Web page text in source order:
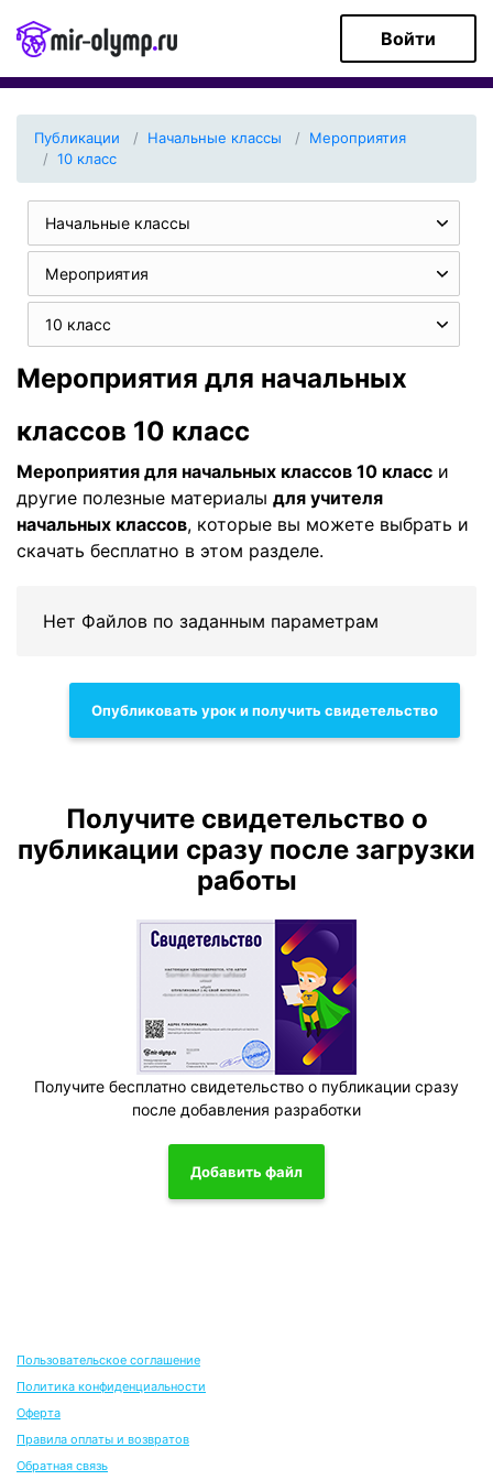
Войти
Публикации Начальные классы
Мероприятия
10 класс
Начальные классы
Мероприятия
10 класс
Мероприятия для начальных
классов 10 класс
Мероприятия для начальных классов 10 класс и
другие полезные материалы для учителя
начальных классов, которые вы можете выбрать и
скачать бесплатно в этом разделе.
Нет Файлов по заданным параметрам
Опубликовать урок и получить свидетельство
Получите свидетельство о
публикации сразу после загрузки
работы
Получите бесплатно свидетельство о публикации сразу
после добавления разработки
Добавить файл
Пользовательское соглашение
Политика конфиденциальности
Оферта
Правила оплаты и возвратов
Обратная связь